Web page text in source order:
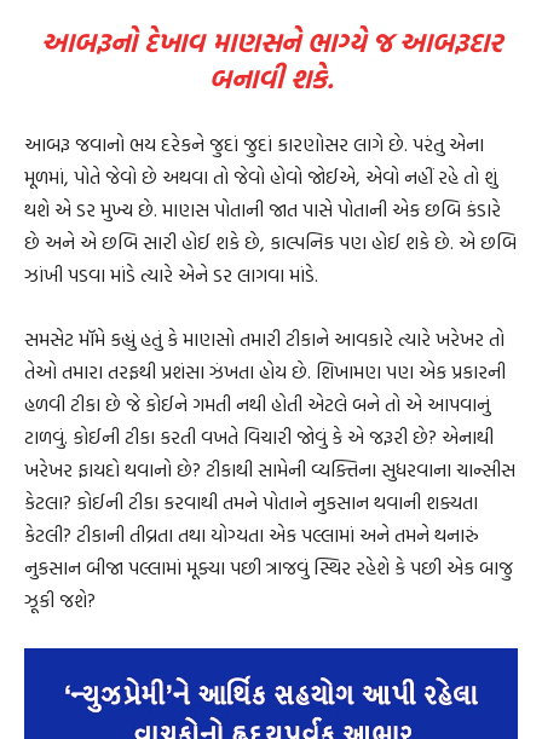
આબરૂનો દેખાવ માણસને ભાગ્યે જ આબરૂદાર
બનાવી શકે.
આબરૂ જવાનો ભય દરેકને જુદાં જુદાં કારણોસર લાગે છે. પરંતુ એના
મૂળમાં, પોતે જેવો છે અથવા તો જેવો હોવો જોઈએ, એવો નહીં રહે તો શું
થશે એ ડર મુખ્ય છે. માણસ પોતાની જાત પાસે પોતાની એક છબિ કંડારે
છે અને એ છબિ સારી હોઈ શકે છે, કાલ્પનિક પણ હોઈ શકે છે. એ છબિ
ઝાંખી પડવા માંડે ત્યારે એને ડર લાગવા માંડે.
સમસેટ મૉમે કહ્યું હતું કે માણસો તમારી ટીકાને આવકારે ત્યારે ખરેખર તો
તેઓ તમારા તરફથી પ્રશંસા ઝંખતા હોય છે. શિખામણ પણ એક પ્રકારની
હળવી ટીકા છે જે કોઈને ગમતી નથી હોતી એટલે બને તો એ આપવાનું
ટાળવું. કોઈની ટીકા કરતી વખતે વિચારી જોવું કે એ જરૂરી છે? એનાથી
ખરેખર ફાયદો થવાનો છે? ટીકાથી સામેની વ્યક્તિના સુધરવાના ચાન્સીસ
કેટલા? કોઈની ટીકા કરવાથી તમને પોતાને નુકસાન થવાની શક્યતા
કેટલી? ટીકાની તીવ્રતા તથા યોગ્યતા એક પલ્લામાં અને તમને થનારું
નુકસાન બીજા પલ્લામાં મૂક્યા પછી ત્રાજવું સ્થિર રહેશે કે પછી એક બાજુ
ઝૂકી જશે?